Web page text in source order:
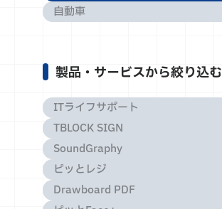
自動車
製品・サービスから絞り込む
ITライフサポート
TBLOCK SIGN
SoundGraphy
ピッとレジ
Drawboard PDF